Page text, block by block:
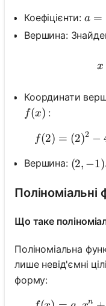
Коефіцієнти: a =
Вершина:
x
Координати
f(x)
f(x) :
f(2) = (2)2 −
Вершина: (2,-1)
(2, −1).
Поліноміальні
Що таке
Поліноміальна
лише невід'ємні
форму:
n